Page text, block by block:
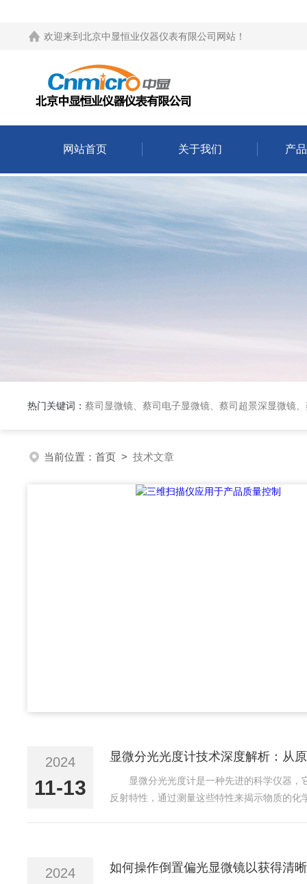
欢迎来到 北京中显恒业仪器仪表有限公司网站 ！
网站首页 关于我们 产
热门关键词： 蔡司显微镜、蔡司电子显微镜、蔡司超景深显微镜
当前位置： 首页 > 技术文章
2024
11-13
显微分光光度计技术深度解析：从
显微分光光度计是一种先进的科学仪器
反射特性，通过测量这些特性来揭示物质的
2024 如何操作倒置偏光显微镜以获得清